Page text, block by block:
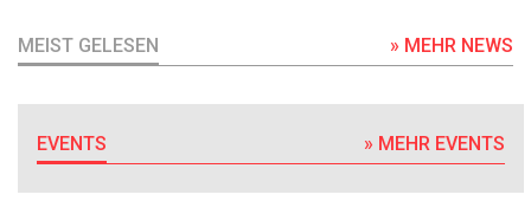
MEIST GELESEN » MEHR NEWS
EVENTS » MEHR EVENTS